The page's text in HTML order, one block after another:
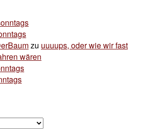
zu uuuups, oder wie wir fast
wären